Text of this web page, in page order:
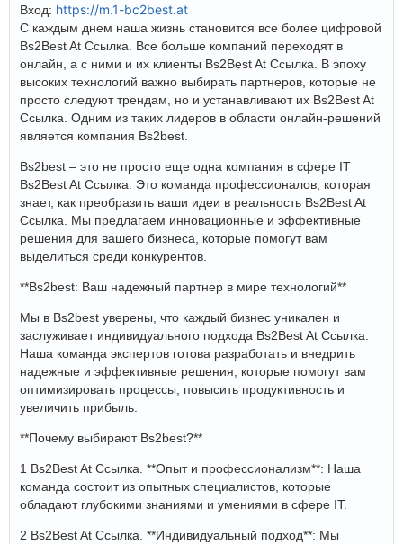
Вход: https://m.1-bc2best.at
С каждым днем наша жизнь становится все более цифровой
Bs2Best At Ссылка. Все больше компаний переходят в
онлайн, а с ними и их клиенты Bs2Best At Ссылка. В эпоху
высоких технологий важно выбирать партнеров, которые не
просто следуют трендам, но и устанавливают их Bs2Best At
Ссылка. Одним из таких лидеров в области онлайн-решений
является компания Bs2best.
Bs2best – это не просто еще одна компания в сфере IT
Bs2Best At Ссылка. Это команда профессионалов, которая
знает, как преобразить ваши идеи в реальность Bs2Best At
Ссылка. Мы предлагаем инновационные и эффективные
решения для вашего бизнеса, которые помогут вам
выделиться среди конкурентов.
**Bs2best: Ваш надежный партнер в мире технологий**
Мы в Bs2best уверены, что каждый бизнес уникален и
заслуживает индивидуального подхода Bs2Best At Ссылка.
Наша команда экспертов готова разработать и внедрить
надежные и эффективные решения, которые помогут вам
оптимизировать процессы, повысить продуктивность и
увеличить прибыль.
**Почему выбирают Bs2best?**
1 Bs2Best At Ссылка. **Опыт и профессионализм**: Наша
команда состоит из опытных специалистов, которые
обладают глубокими знаниями и умениями в сфере IT.
2 Bs2Best At Ссылка. **Индивидуальный подход**: Мы